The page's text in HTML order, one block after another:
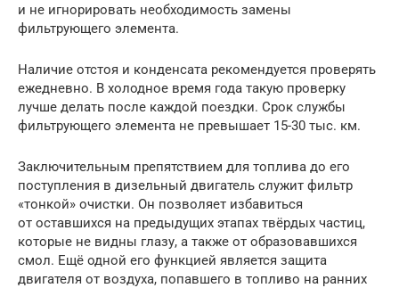
и не игнорировать необходимость замены
фильтрующего элемента.
Наличие отстоя и конденсата рекомендуется проверять
ежедневно. В холодное время года такую проверку
лучше делать после каждой поездки. Срок службы
фильтрующего элемента не превышает 15-30 тыс. км.
Заключительным препятствием для топлива до его
поступления в дизельный двигатель служит фильтр
«тонкой» очистки. Он позволяет избавиться
от оставшихся на предыдущих этапах твёрдых частиц,
которые не видны глазу, а также от образовавшихся
смол. Ещё одной его функцией является защита
двигателя от воздуха, попавшего в топливо на ранних